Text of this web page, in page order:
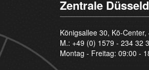
Zentrale
Königsallee 30, Kö-
M.: +49 (0) 1579 - 234 32
Montag - Freitag: 09:00 -